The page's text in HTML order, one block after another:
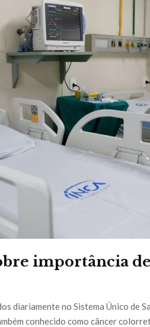
importância
diariamente no Sistema Único de
conhecido como câncer